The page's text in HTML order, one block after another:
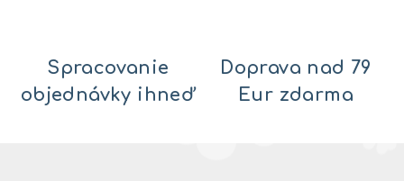
Spracovanie
objednávky ihneď
Doprava nad 79
Eur zdarma